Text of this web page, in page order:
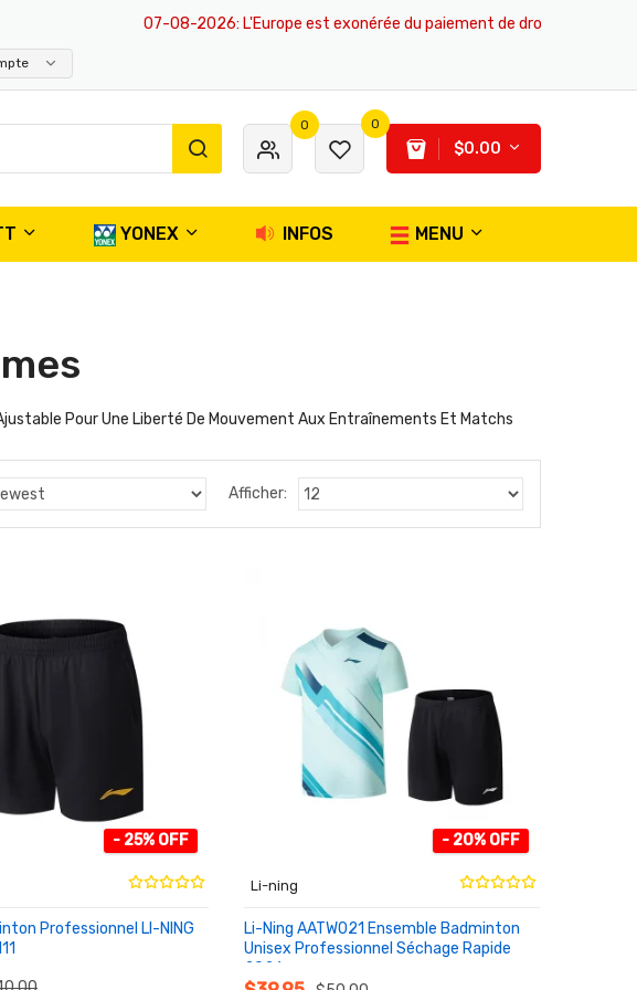
07-08-2026: L'Europe est exonérée du paiement de droits de douane,
0 0
$0.00
YONEX INFOS MENU
Pour Une Liberté De Mouvement Aux Entraînements Et Matchs
Afficher:
- 25% OFF
Professionnel LI-NING
- 20% OFF
Li-ning
Li-Ning AATW021 Ensemble Badminton
Unisex Professionnel Séchage Rapide
2026